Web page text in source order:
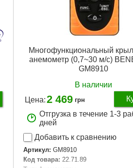
Многофункциональный
анемометр (0,7~30 м/с)
GM8910
В наличии
Цена:2 469 грн
Отгрузка в течение 1-3
дней
Добавить к сравнению
Артикул: GM8910
Код товара: 22.71.89